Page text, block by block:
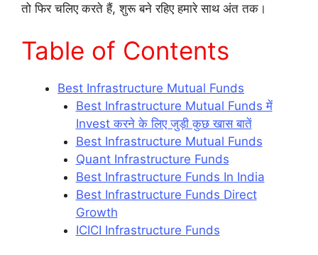
तो फिर चलिए करते हैं, शुरू बने रहिए हमारे साथ अंत तक।
Table of Contents
Best Infrastructure Mutual Funds
Best Infrastructure Mutual Funds में
Invest करने के लिए जुड़ी कुछ खास बातें
Best Infrastructure Mutual Funds
Quant Infrastructure Funds
Best Infrastructure Funds In India
Best Infrastructure Funds Direct
Growth
ICICI Infrastructure Funds